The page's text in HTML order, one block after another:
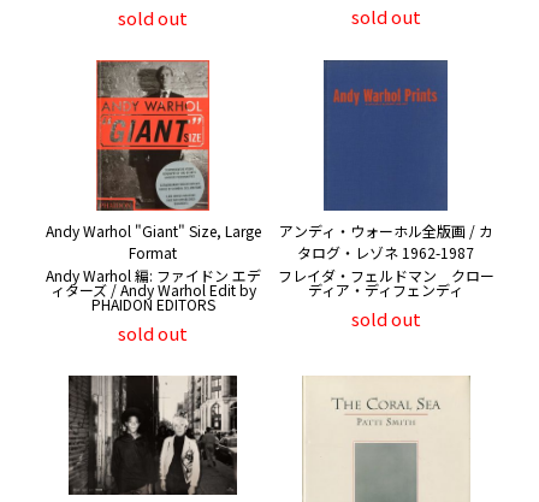
sold out sold out
Andy Warhol "Giant" Size, Large
Format
Andy Warhol 編: ファイドン エデ
ィターズ / Andy Warhol Edit by
PHAIDON EDITORS
sold out
アンディ・ウォーホル全版画 / カ
タログ・レゾネ 1962-1987
フレイダ・フェルドマン クロー
ディア・ディフェンディ
sold out